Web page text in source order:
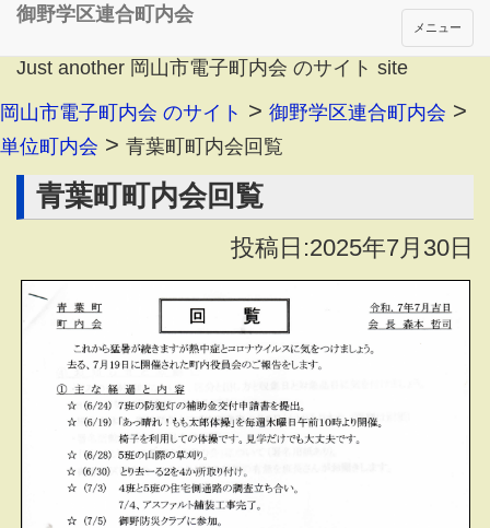
Just another 岡山市電子町内会 のサイト site
メニュー
御野学区連合町内会
岡山市電子町内会 のサイト > 御野学区連合町内会 >
単位町内会 > 青葉町町内会回覧
青葉町町内会回覧
投稿日:2025年7月30日